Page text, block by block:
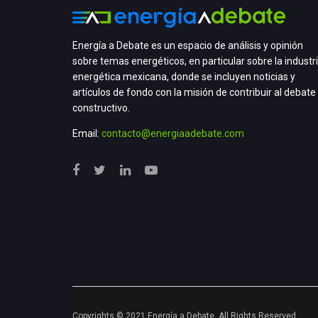
Energía a Debate es un espacio de análisis y opinión
sobre temas energéticos, en particular sobre la
energética mexicana, donde se incluyen noticias y
artículos de fondo con la misión de contribuir al debate
constructivo.
Email: contacto@energiaadebate.com
Copyrights © 2021 Energía a Debate. All Rights Reserved.